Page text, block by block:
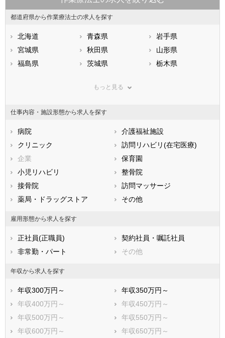
都道府県から作業療法士の求人を探す
北海道 青森県
岩手県
宮城県
秋田県
山形県
福島県
茨城県
栃木県
神奈川県
石川県
福井県
静岡県
三重県
滋賀県
大阪府
兵庫県
鳥取県
広島県
徳島県
香川県
愛媛県
鹿児島県
もっと見る
仕事内容・施設形態から求人を探す
病院
介護福祉施設
クリニック
訪問リハビリ(在宅医療)
企業
保育園
小児リハビリ
整骨院
接骨院
訪問マッサージ
薬局・ドラッグストア
その他
雇用形態から求人を探す
正社員(正職員)
契約社員・嘱託社員
非常勤・パート
その他
年収から求人を探す
年収300万円～
年収350万円～
年収400万円～
年収450万円～
年収500万円～
年収550万円～
年収600万円～
年収650万円～